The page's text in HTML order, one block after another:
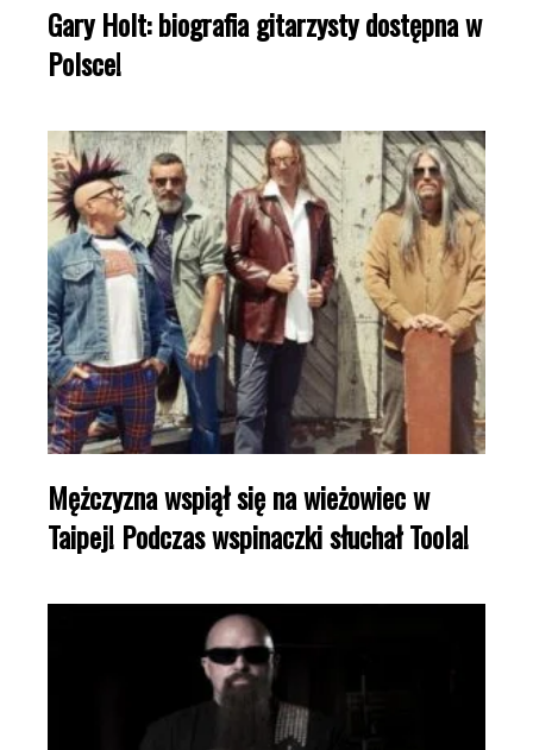
Gary Holt: biografia gitarzysty dostępna w
Polsce!
Mężczyzna wspiął się na wieżowiec w
Taipej! Podczas wspinaczki słuchał Toola!